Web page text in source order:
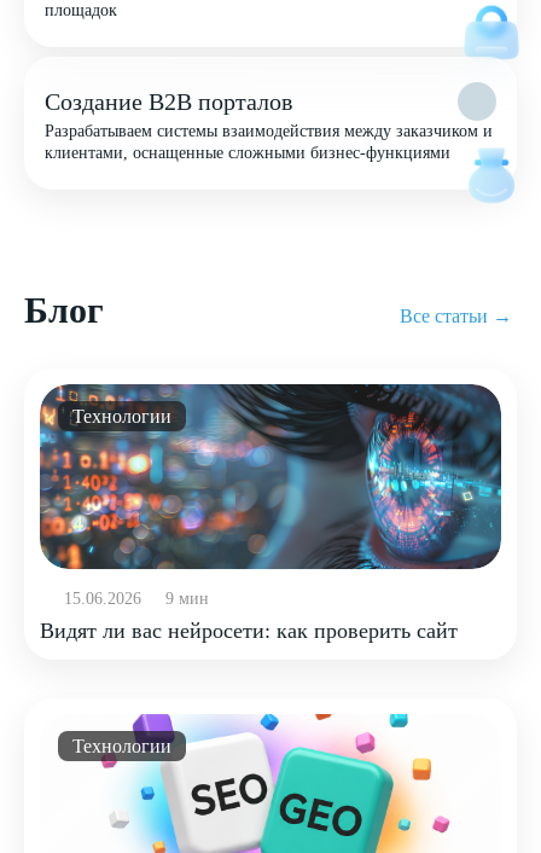
площадок
Создание B2B порталов
Разрабатываем системы взаимодействия между заказчиком и
клиентами, оснащенные сложными бизнес-функциями
Блог Все статьи →
Технологии
15.06.2026 9 мин
Видят ли вас нейросети: как проверить сайт
Технологии